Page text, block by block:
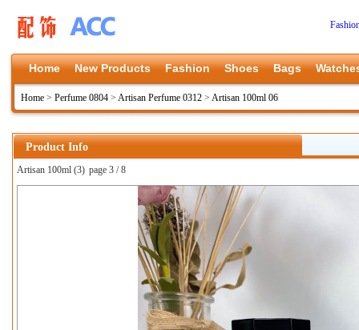
Home New Products Fashion Shoes Bags
Home > Perfume 0804 > Artisan Perfume 0312 > Artisan 100ml 06
Product Info
Artisan 100ml (3) page 3 / 8